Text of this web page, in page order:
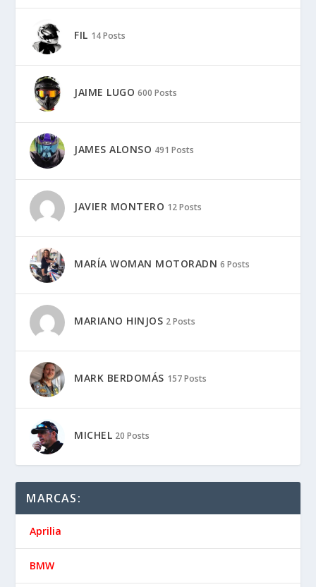
FIL 14 Posts
JAIME LUGO 600 Posts
JAMES ALONSO 491 Posts
JAVIER MONTERO 12 Posts
MARÍA WOMAN MOTORADN 6 Posts
MARIANO HINJOS 2 Posts
MARK BERDOMÁS 157 Posts
MICHEL 20 Posts
MARCAS:
Aprilia
BMW